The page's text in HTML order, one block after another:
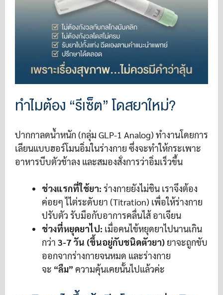
ทำไมต้อง “รีเซ็ต” โดสยาใหม่?
ปากกาลดน้ำหนัก (กลุ่ม GLP-1 Analog) ทำงานโดยการ
เลียนแบบฮอร์โมนอิ่มในร่างกาย ซึ่งจะทำให้กระเพาะ
อาหารบีบตัวช้าลง และสมองสั่งการว่าอิ่มเร็วขึ้น
ช่วงแรกที่ใช้ยา: ร่างกายยังไม่ชิน เราจึงต้อง
ค่อยๆ ไไต่ระดับยา (Titration) เพื่อให้ร่างกาย
ปรับตัว รับมือกับอาการคลื่นไส้ อาเจียน
ช่วงที่หยุดยาไป: เมื่อคนไข้หยุดยาไปนานเกิน
กว่า 3-7 วัน (ขึ้นอยู่กับชนิดตัวยา) ยาจะถูกขับ
ออกจากร่างกายจนหมด และร่างกาย
จะ “ลืม” ความคุ้นเคยนั้นไปแล้วค่ะ